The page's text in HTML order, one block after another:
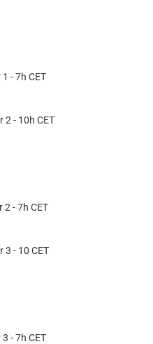
- 7h CET
2 - 10h CET
2 - 7h CET
3 - 10 CET
- 7h CET